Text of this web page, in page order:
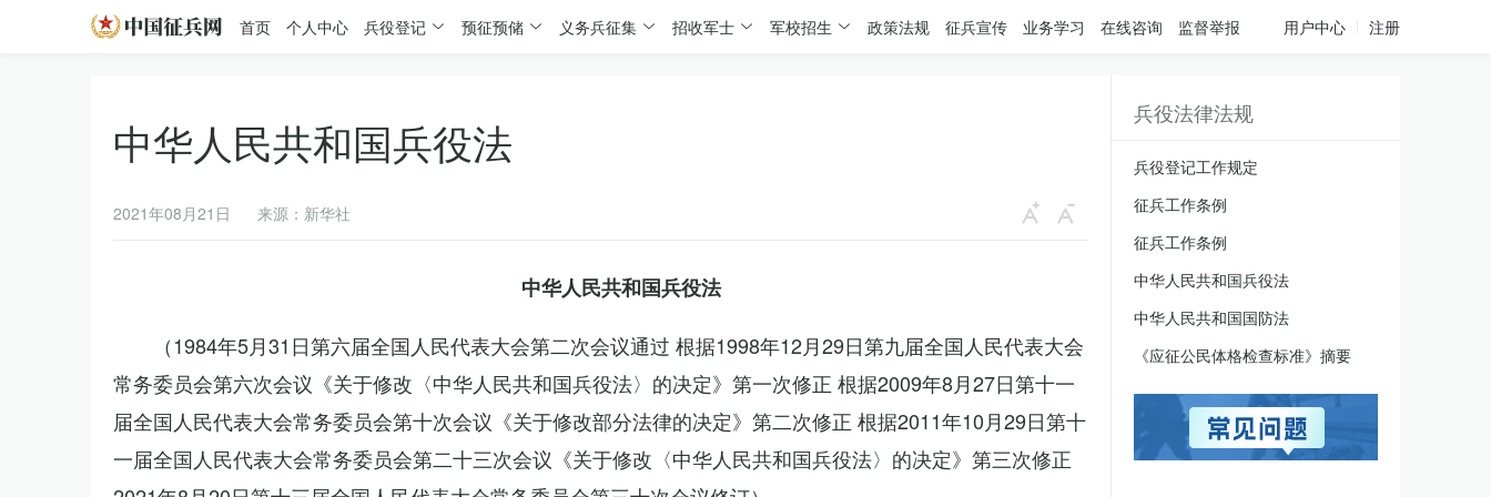
首页 个人中心 兵役登记 预征预储 义务兵征集 招收军士 军校招生 政策法规 征兵宣传 业务学习 在线咨询 监督举报 用户中心 注册
中华人民共和国兵役法
2021年08月21日 来源：新华社
中华人民共和国兵役法
（1984年5月31日第六届全国人民代表大会第二次会议通过 根据1998年12月29日第九届全国人民代表大会
常务委员会第六次会议《关于修改〈中华人民共和国兵役法〉的决定》第一次修正 根据2009年8月27日第十一
届全国人民代表大会常务委员会第十次会议《关于修改部分法律的决定》第二次修正 根据2011年10月29日第十
一届全国人民代表大会常务委员会第二十三次会议《关于修改〈中华人民共和国兵役法〉的决定》第三次修正
兵役法律法规
兵役登记工作规定
征兵工作条例
征兵工作条例
中华人民共和国兵役法
中华人民共和国国防法
《应征公民体格检查标准》摘要